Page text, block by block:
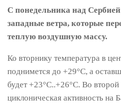
С понедельника над
западные ветра, которые
теплую воздушную массу.
Ко вторнику температура в
поднимется до +29°С, а
будет +23°C..+26°С. Во
циклоническая активность на